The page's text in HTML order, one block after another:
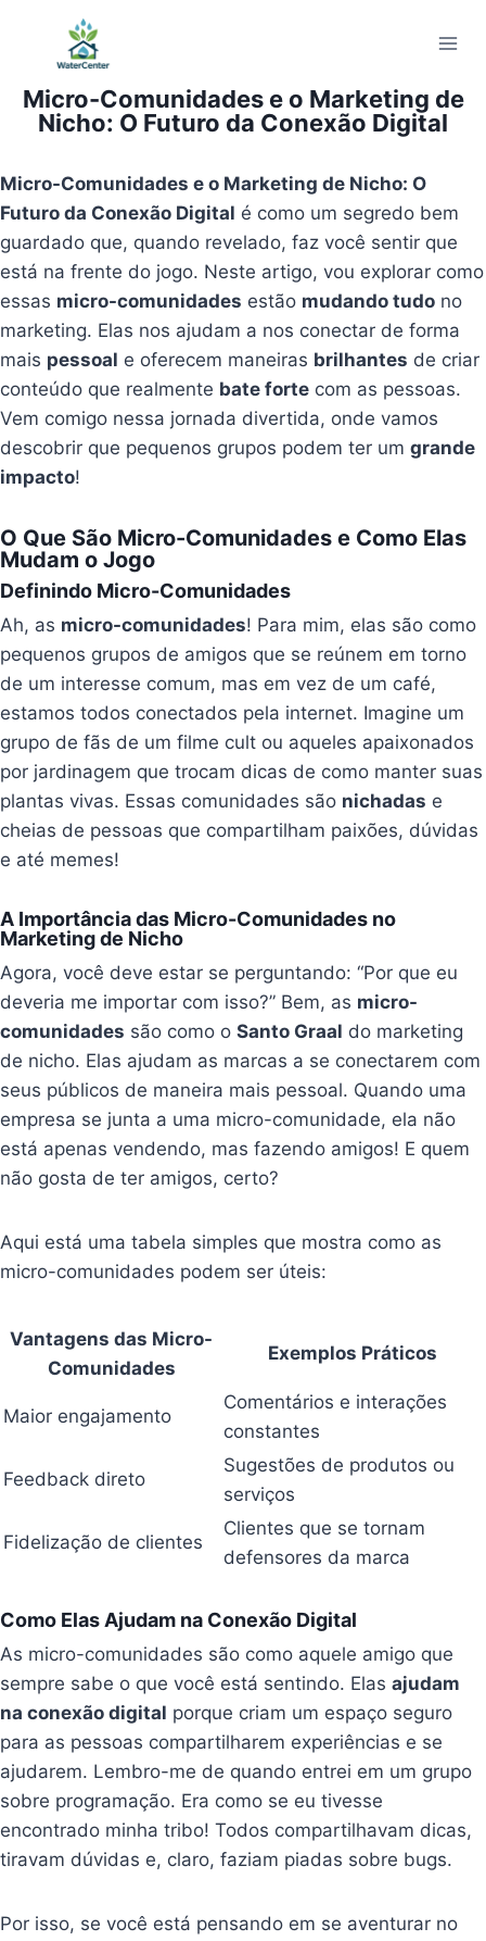
Conteúdo
Micro-Comunidades e o Marketing de
Nicho: O Futuro da Conexão Digital
Micro-Comunidades e o Marketing de Nicho: O
Futuro da Conexão Digital é como um segredo bem
guardado que, quando revelado, faz você sentir que
está na frente do jogo. Neste artigo, vou explorar como
essas micro-comunidades estão mudando tudo no
marketing. Elas nos ajudam a nos conectar de forma
mais pessoal e oferecem maneiras brilhantes de criar
conteúdo que realmente bate forte com as pessoas.
Vem comigo nessa jornada divertida, onde vamos
descobrir que pequenos grupos podem ter umgrande
impacto!
O Que São Micro-Comunidades e Como Elas
Mudam o Jogo
Definindo Micro-Comunidades
Ah, as micro-comunidades! Para mim, elas são como
pequenos grupos de amigos que se reúnem em torno
de um interesse comum, mas em vez de um café,
estamos todos conectados pela internet. Imagine um
grupo de fãs de um filme cult ou aqueles apaixonados
por jardinagem que trocam dicas de como manter suas
plantas vivas. Essas comunidades são nichadas e
cheias de pessoas que compartilham paixões, dúvidas
e até memes!
A Importância das Micro-Comunidades no
Marketing de Nicho
Agora, você deve estar se perguntando: “Por que eu
deveria me importar com isso?” Bem, as micro-
comunidades são como oSanto Graal do marketing
de nicho. Elas ajudam as marcas a se conectarem com
seus públicos de maneira mais pessoal. Quando uma
empresa se junta a uma micro-comunidade, ela não
está apenas vendendo, mas fazendo amigos! E quem
não gosta de ter amigos, certo?
Aqui está uma tabela simples que mostra como as
micro-comunidades podem ser úteis:
Vantagens das Micro-
Comunidades
Exemplos Práticos
Maior engajamento
Comentários e interações
constantes
Feedback direto
Sugestões de produtos ou
serviços
Fidelização de clientes
Clientes que se tornam
defensores da marca
Como Elas Ajudam na Conexão Digital
As micro-comunidades são como aquele amigo que
sempre sabe o que você está sentindo. Elasajudam
na conexão digital porque criam um espaço seguro
para as pessoas compartilharem experiências e se
ajudarem. Lembro-me de quando entrei em um grupo
sobre programação. Era como se eu tivesse
encontrado minha tribo! Todos compartilhavam dicas,
tiravam dúvidas e, claro, faziam piadas sobre bugs.
Por isso, se você está pensando em se aventurar no